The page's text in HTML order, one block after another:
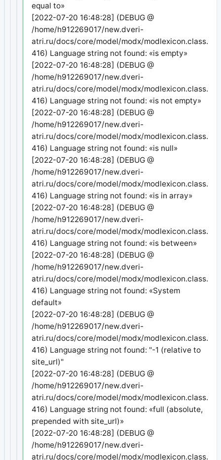
equal to»
[2022-07-20 16:48:28] (DEBUG @
/home/h912269017/new.dveri-
atri.ru/docs/core/model/modx/
416) Language string not found: «is empty»
[2022-07-20 16:48:28] (DEBUG @
/home/h912269017/new.dveri-
atri.ru/docs/core/model/modx/
416) Language string not found: «is not empty»
[2022-07-20 16:48:28] (DEBUG @
/home/h912269017/new.dveri-
atri.ru/docs/core/model/modx/
416) Language string not found: «is null»
[2022-07-20 16:48:28] (DEBUG @
/home/h912269017/new.dveri-
atri.ru/docs/core/model/modx/
416) Language string not found: «is in array»
[2022-07-20 16:48:28] (DEBUG @
/home/h912269017/new.dveri-
atri.ru/docs/core/model/modx/
416) Language string not found: «is between»
[2022-07-20 16:48:28] (DEBUG @
/home/h912269017/new.dveri-
atri.ru/docs/core/model/modx/
416) Language string not found: «System
default»
[2022-07-20 16:48:28] (DEBUG @
/home/h912269017/new.dveri-
atri.ru/docs/core/model/modx/
416) Language string not found: "-1 (relative to
site_url)"
[2022-07-20 16:48:28] (DEBUG @
/home/h912269017/new.dveri-
atri.ru/docs/core/model/modx/
416) Language string not found: «full (absolute,
prepended with site_url)»
[2022-07-20 16:48:28] (DEBUG @
/home/h912269017/new.dveri-
atri.ru/docs/core/model/modx/